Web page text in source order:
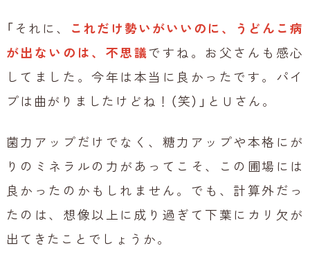
「それに、
これだけ勢いがいいのに、うどんこ病
が出ないのは、不思議 ですね。お父さんも感心
してました。今年は本当に良かったです。パイ
プは曲がりましたけどね！（笑）」とＵさん。
菌力アップだけでなく、糖力アップや本格にが
りのミネラルの力があってこそ、この圃場には
良かったのかもしれません。でも、計算外だっ
たのは、想像以上に成り過ぎて下葉にカリ欠が
出てきたことでしょうか。